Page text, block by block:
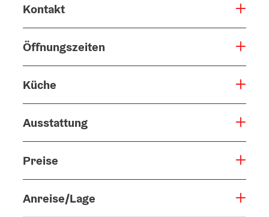
Kontakt
Öffnungszeiten
Küche
Ausstattung
Preise
Anreise/Lage